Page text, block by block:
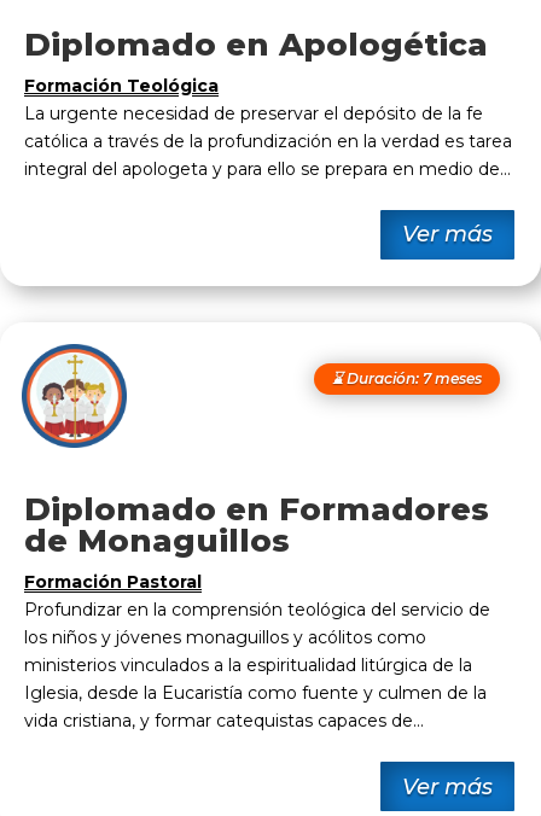
Diplomado en Apologética
Formación Teológica
La urgente necesidad de preservar el depósito de la fe
católica a través de la profundización en la verdad es tarea
integral del apologeta y para ello se prepara en medio de...
Ver más
⌛ Duración: 7 meses
Diplomado en Formadores
de Monaguillos
Formación Pastoral
Profundizar en la comprensión teológica del servicio de
los niños y jóvenes monaguillos y acólitos como
ministerios vinculados a la espiritualidad litúrgica de la
Iglesia, desde la Eucaristía como fuente y culmen de la
vida cristiana, y formar catequistas capaces de...
Ver más